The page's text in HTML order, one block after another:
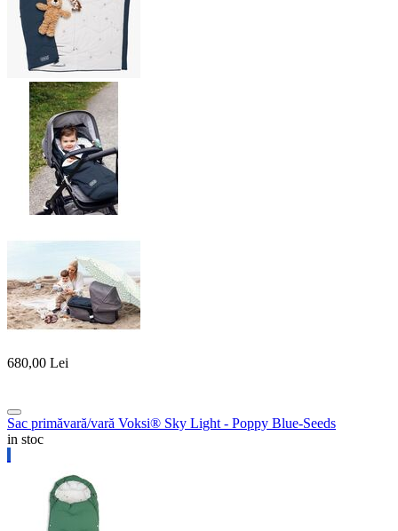
680,00 Lei
Sac primăvară/vară Voksi® Sky Light - Poppy Blue-Seeds
in stoc